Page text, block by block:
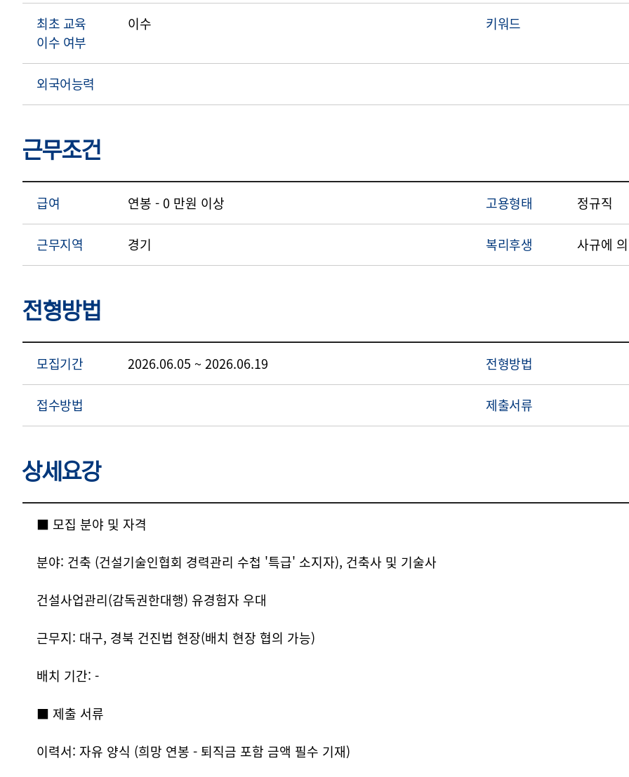
최초 교육
이수 여부
이수 키워드
외국어능력
근무조건
급여 연봉 - 0 만원 이상 고용형태 정규직
근무지역 경기 복리후생 사규에
전형방법
모집기간 2026.06.05 ~ 2026.06.19 전형방법
접수방법 제출서류
상세요강
상세요강
■ 모집 분야 및 자격
분야: 건축 (건설기술인협회 경력관리 수첩 '특급' 소지자), 건축사 및 기술사
건설사업관리(감독권한대행) 유경험자 우대
근무지: 대구, 경북 건진법 현장(배치 현장 협의 가능)
배치 기간: -
■ 제출 서류
이력서: 자유 양식 (희망 연봉 - 퇴직금 포함 금액 필수 기재)